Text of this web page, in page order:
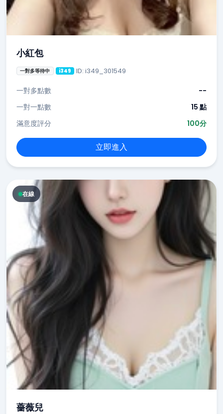
小紅包
一對多等待中 i349 ID: i349_301549
一對多點數
--
一對一點數
15 點
滿意度評分
100分
立即進入
在線
薔薇兒